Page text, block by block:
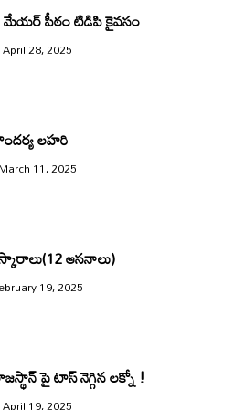
మేయ‌ర్ పీఠం టిడిపి కైవ‌సం
April 28, 2025
లహరి
March 11, 2025
ఆసనాలు)
19, 2025
పై టాస్ నెగ్గిన ల‌క్నో !
April 19, 2025